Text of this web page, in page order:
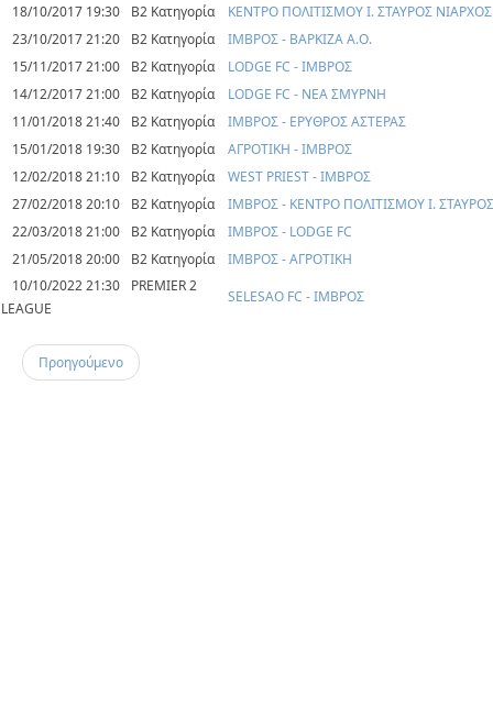
18/10/2017 19:30
Β2 Κατηγορία
ΚΕΝΤΡΟ ΠΟΛΙΤΙΣΜΟΥ Ι. ΣΤΑΥΡΟΣ
23/10/2017 21:20
Β2 Κατηγορία
ΙΜΒΡΟΣ - ΒΑΡΚΙΖΑ Α.Ο.
15/11/2017 21:00
Β2 Κατηγορία
LODGE FC - ΙΜΒΡΟΣ
14/12/2017 21:00
Β2 Κατηγορία
LODGE FC - ΝΕΑ ΣΜΥΡΝΗ
11/01/2018 21:40
Β2 Κατηγορία
ΙΜΒΡΟΣ - ΕΡΥΘΡΟΣ ΑΣΤΕΡΑΣ
15/01/2018 19:30
Β2 Κατηγορία
ΑΓΡΟΤΙΚΗ - ΙΜΒΡΟΣ
12/02/2018 21:10
Β2 Κατηγορία
WEST PRIEST - ΙΜΒΡΟΣ
27/02/2018 20:10
Β2 Κατηγορία
ΙΜΒΡΟΣ - ΚΕΝΤΡΟ ΠΟΛΙΤΙΣΜΟΥ Ι.
22/03/2018 21:00
Β2 Κατηγορία
ΙΜΒΡΟΣ - LODGE FC
21/05/2018 20:00
Β2 Κατηγορία
ΙΜΒΡΟΣ - ΑΓΡΟΤΙΚΗ
10/10/2022 21:30
PREMIER 2
LEAGUE
SELESAO FC - ΙΜΒΡΟΣ
Προηγούμενο